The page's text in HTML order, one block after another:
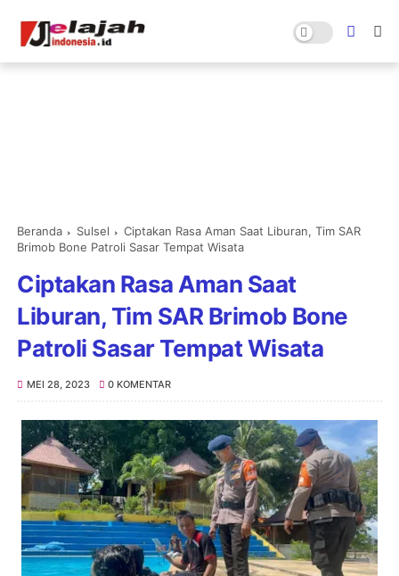
Beranda Sulsel
Ciptakan Rasa Aman Saat Liburan, Tim SAR
Brimob Bone Patroli Sasar Tempat Wisata
Ciptakan Rasa Aman Saat
Liburan, Tim SAR Brimob Bone
Patroli Sasar Tempat Wisata
MEI 28, 2023 0 KOMENTAR